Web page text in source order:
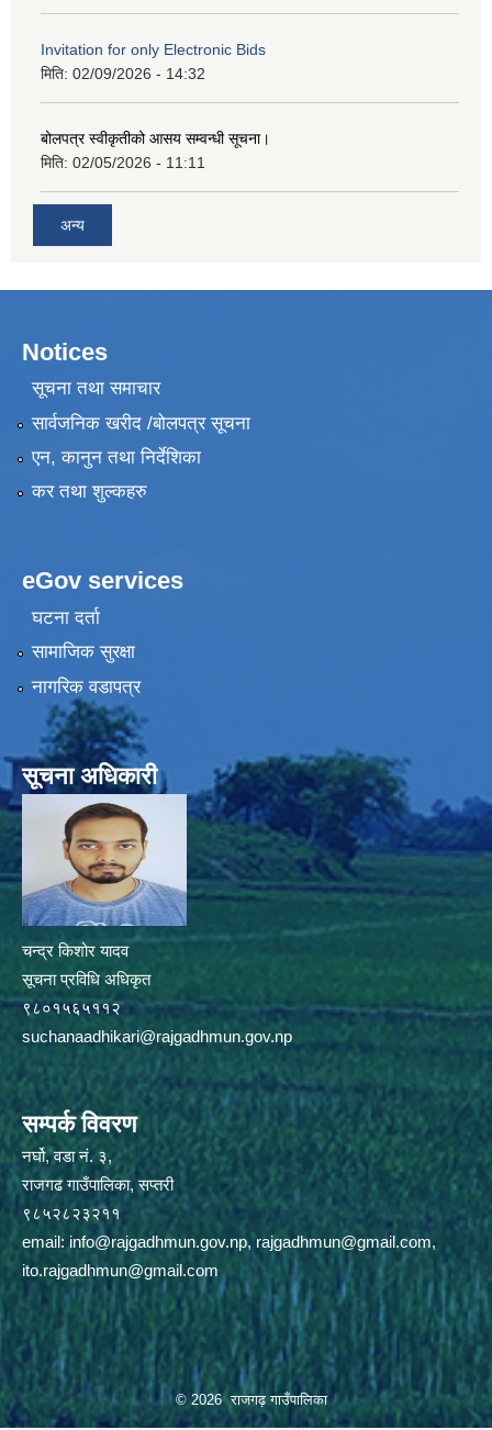
Invitation for only Electronic Bids
मिति: 02/09/2026 - 14:32
बोलपत्र स्वीकृतीको आसय सम्वन्धी सूचना।
मिति: 02/05/2026 - 11:11
अन्य
Notices
सूचना तथा समाचार
सार्वजनिक खरीद /बोलपत्र सूचना
एन, कानुन तथा निर्देशिका
कर तथा शुल्कहरु
eGov services
घटना दर्ता
सामाजिक सुरक्षा
नागरिक वडापत्र
सूचना अधिकारी
चन्द्र किशोर यादव
सूचना प्रविधि अधिकृत
९८०१५६५११२
suchanaadhikari@rajgadhmun.gov.np
सम्पर्क विवरण
नर्घो, वडा नं. ३,
राजगढ गाउँपालिका, सप्तरी
९८५२८२३२११
email: info@rajgadhmun.gov.np,rajgadhmun@gmail.com,
ito.rajgadhmun@gmail.com
© 2026 राजगढ़ गाउँपालिका